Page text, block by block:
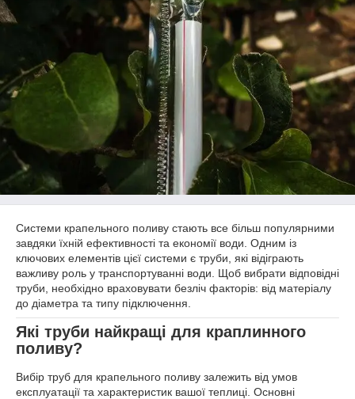
Системи крапельного поливу стають все більш популярними
завдяки їхній ефективності та економії води. Одним із
ключових елементів цієї системи є труби, які відіграють
важливу роль у транспортуванні води. Щоб вибрати відповідні
труби, необхідно враховувати безліч факторів: від матеріалу
до діаметра та типу підключення.
Які труби найкращі для краплинного
поливу?
Вибір труб для крапельного поливу залежить від умов
експлуатації та характеристик вашої теплиці. Основні